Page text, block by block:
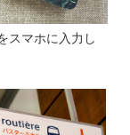
スマホに入力し